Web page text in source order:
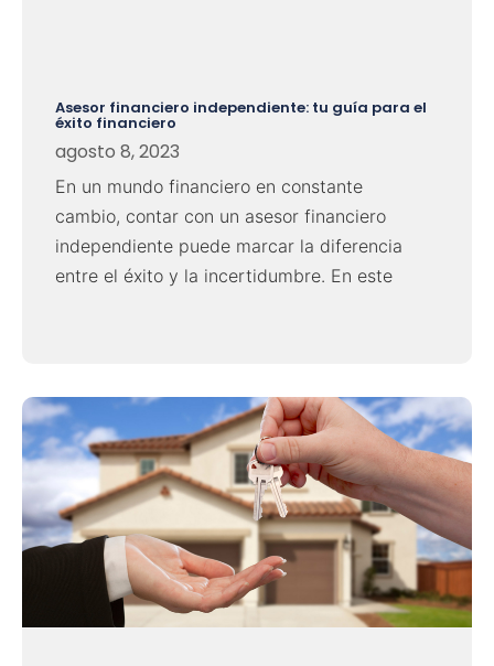
Asesor financiero independiente: tu guía para el
éxito financiero
agosto 8, 2023
En un mundo financiero en constante
cambio, contar con un asesor financiero
independiente puede marcar la diferencia
entre el éxito y la incertidumbre. En este